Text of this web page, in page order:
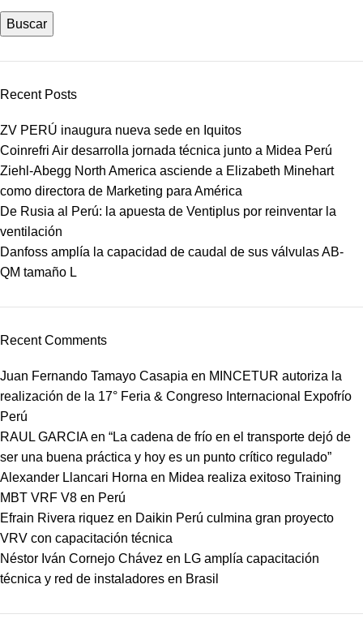
Buscar
Recent Posts
ZV PERÚ inaugura nueva sede en Iquitos
Coinrefri Air desarrolla jornada técnica junto a Midea Perú
Ziehl-Abegg North America asciende a Elizabeth Minehart
como directora de Marketing para América
De Rusia al Perú: la apuesta de Ventiplus por reinventar la
ventilación
Danfoss amplía la capacidad de caudal de sus válvulas AB-
QM tamaño L
Recent Comments
Juan Fernando Tamayo Casapia en MINCETUR autoriza la
realización de la 17° Feria & Congreso Internacional Expofrío
Perú
RAUL GARCIAen “La cadena de frío en el transporte dejó de
ser una buena práctica y hoy es un punto crítico regulado”
Alexander Llancari Horna en Midea realiza exitoso Training
MBT VRF V8 en Perú
Efrain Rivera riquez en Daikin Perú culmina gran proyecto
VRV con capacitación técnica
Néstor Iván Cornejo Chávez en LG amplía capacitación
técnica y red de instaladores en Brasil